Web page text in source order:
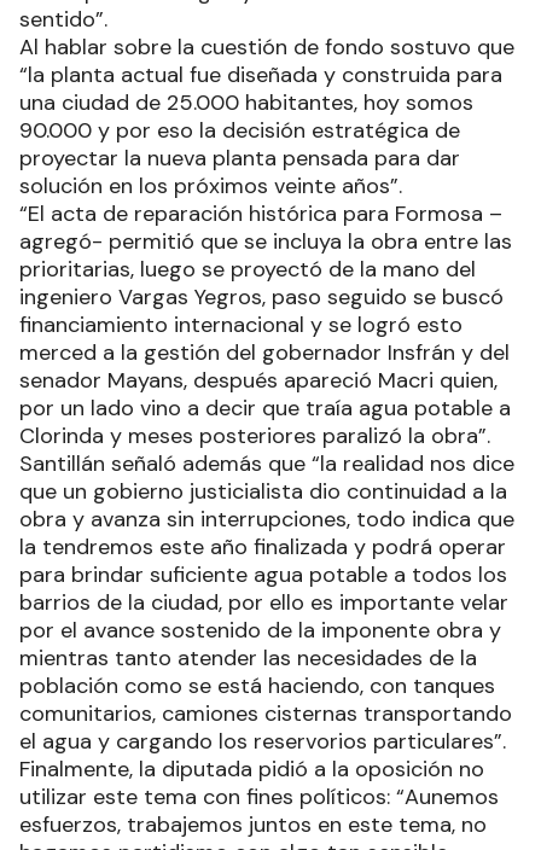
sentido”.
Al hablar sobre la cuestión de fondo sostuvo que
“la planta actual fue diseñada y construida para
una ciudad de 25.000 habitantes, hoy somos
90.000 y por eso la decisión estratégica de
proyectar la nueva planta pensada para dar
solución en los próximos veinte años”.
“El acta de reparación histórica para Formosa –
agregó- permitió que se incluya la obra entre las
prioritarias, luego se proyectó de la mano del
ingeniero Vargas Yegros, paso seguido se buscó
financiamiento internacional y se logró esto
merced a la gestión del gobernador Insfrán y del
senador Mayans, después apareció Macri quien,
por un lado vino a decir que traía agua potable a
Clorinda y meses posteriores paralizó la obra”.
Santillán señaló además que “la realidad nos dice
que un gobierno justicialista dio continuidad a la
obra y avanza sin interrupciones, todo indica que
la tendremos este año finalizada y podrá operar
para brindar suficiente agua potable a todos los
barrios de la ciudad, por ello es importante velar
por el avance sostenido de la imponente obra y
mientras tanto atender las necesidades de la
población como se está haciendo, con tanques
comunitarios, camiones cisternas transportando
el agua y cargando los reservorios particulares”.
Finalmente, la diputada pidió a la oposición no
utilizar este tema con fines políticos: “Aunemos
esfuerzos, trabajemos juntos en este tema, no